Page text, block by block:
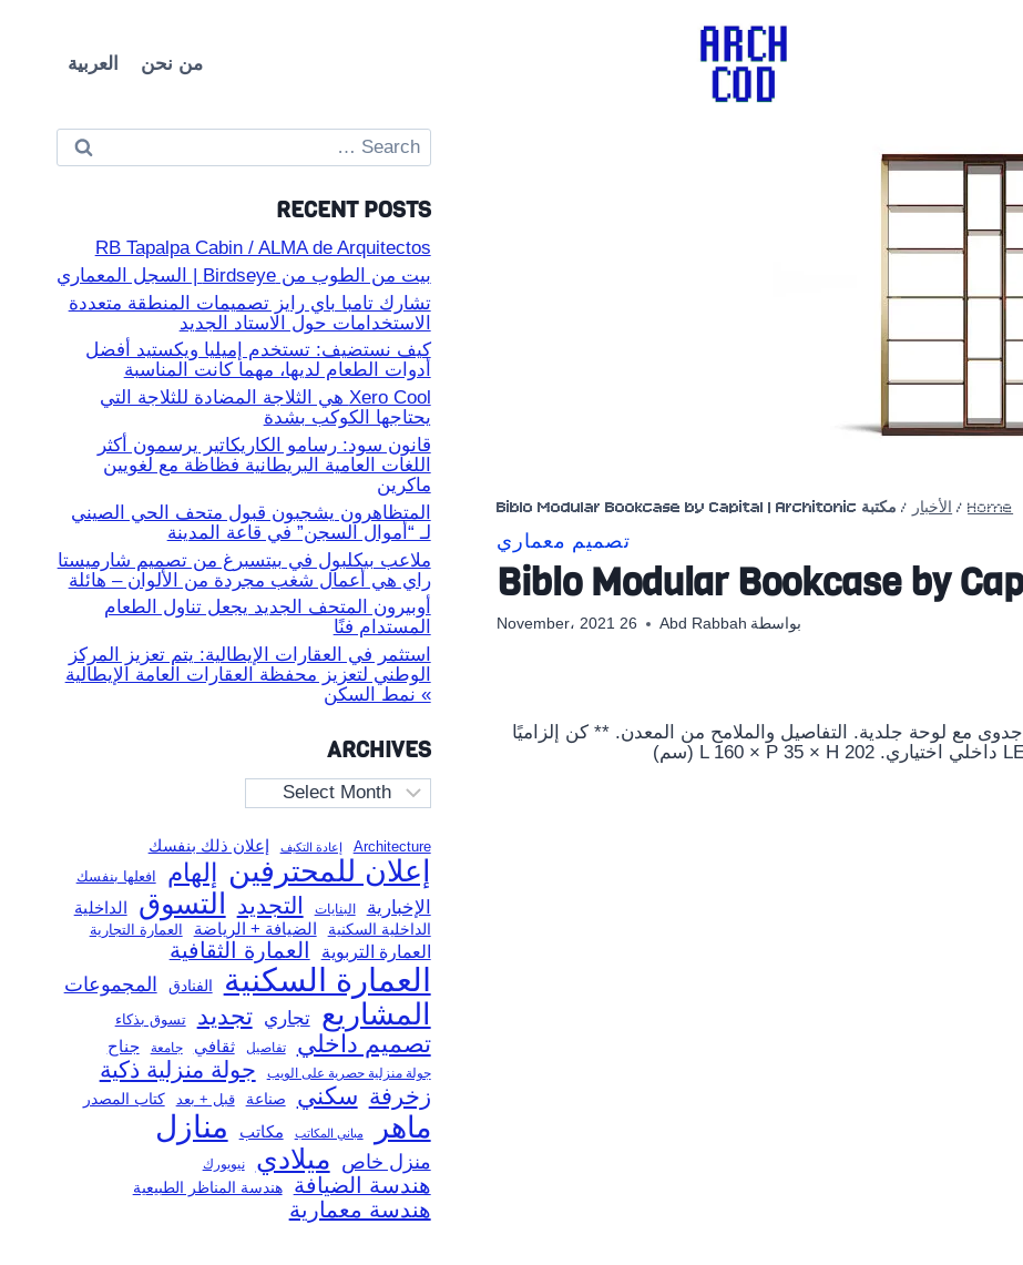
من نحن العربية
Home
/ الأخبار / مكتبة Biblo Modular Bookcase by Capital | Architonic
تصميم معماري
بواسطة Abd Rabbah 26 November، 2021
مع لوحة جلدية. التفاصيل والملامح من المعدن. ** كن إلزاميًا
Search
for:
RECENT POSTS
RB Tapalpa Cabin / ALMA de Arquitectos
بيت من الطوب من Birdseye | السجل المعماري
تشارك تامبا باي رايز تصميمات المنطقة متعددة
الاستخدامات حول الاستاد الجديد
كيف نستضيف: تستخدم إميليا ويكستيد أفضل
أدوات الطعام لديها، مهما كانت المناسبة
Xero Cool هي الثلاجة المضادة للثلاجة التي
يحتاجها الكوكب بشدة
قانون سود: رسامو الكاريكاتير يرسمون أكثر
اللغات العامية البريطانية فظاظة مع لغويين
ماكرين
المتظاهرون يشجبون قبول متحف الحي الصيني
لـ “أموال السجن” في قاعة المدينة
ملاعب بيكلبول في بيتسبرغ من تصميم شارميستا
راي هي أعمال شغب مجردة من الألوان – هائلة
أوبيرون المتحف الجديد يجعل تناول الطعام
المستدام فنًا
استثمر في العقارات الإيطالية: يتم تعزيز المركز
الوطني لتعزيز محفظة العقارات العامة الإيطالية
» نمط السكن
ARCHIVES
Archives
Architecture إعادة التكيف إعلان ذلك بنفسك
إعلان للمحترفين إلهام افعلها بنفسك
الإخبارية البنايات التجديد التسوق الداخلية
الداخلية السكنية الضيافة + الرياضة العمارة التجارية
العمارة التربوية العمارة الثقافية
العمارة السكنية الفنادق المجموعات
المشاريع تجاري تجديد تسوق بذكاء
تصميم داخلي تفاصيل ثقافي جامعة جناح
جولة منزلية حصرية على الويب
جولة منزلية ذكية
زخرفة سكني صناعة قبل + بعد كتاب المصدر
ماهر مباني المكاتب مكاتب منازل
منزل خاص ميلادي نيويورك
هندسة الضيافة هندسة المناظر الطبيعية
هندسة معمارية